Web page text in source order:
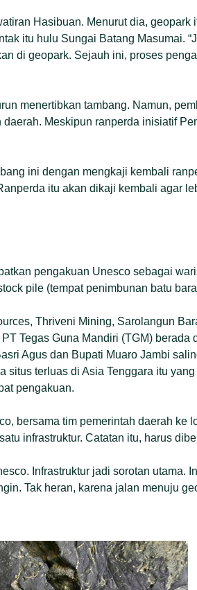
Hasibuan. Menurut dia, geopark
itu hulu Sungai Batang Masumai.
di geopark. Sejauh ini, proses
menertibkan tambang. Namun,
Meskipun ranperda inisiatif
ini dengan mengkaji kembali
itu akan dikaji kembali agar
pengakuan Unesco sebagai
pile (tempat penimbunan batu
Thriveni Mining, Sarolangun
Tegas Guna Mandiri (TGM) berada
Agus dan Bupati Muaro Jambi
situs terluas di Asia Tenggara itu
pengakuan.
bersama tim pemerintah daerah ke
infrastruktur. Catatan itu, harus
Infrastruktur jadi sorotan utama.
Tak heran, karena jalan menuju